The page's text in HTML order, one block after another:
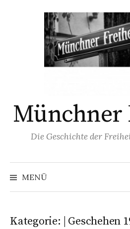
Münchner
Die Geschichte der
MENÜ
Kategorie: | Geschehen